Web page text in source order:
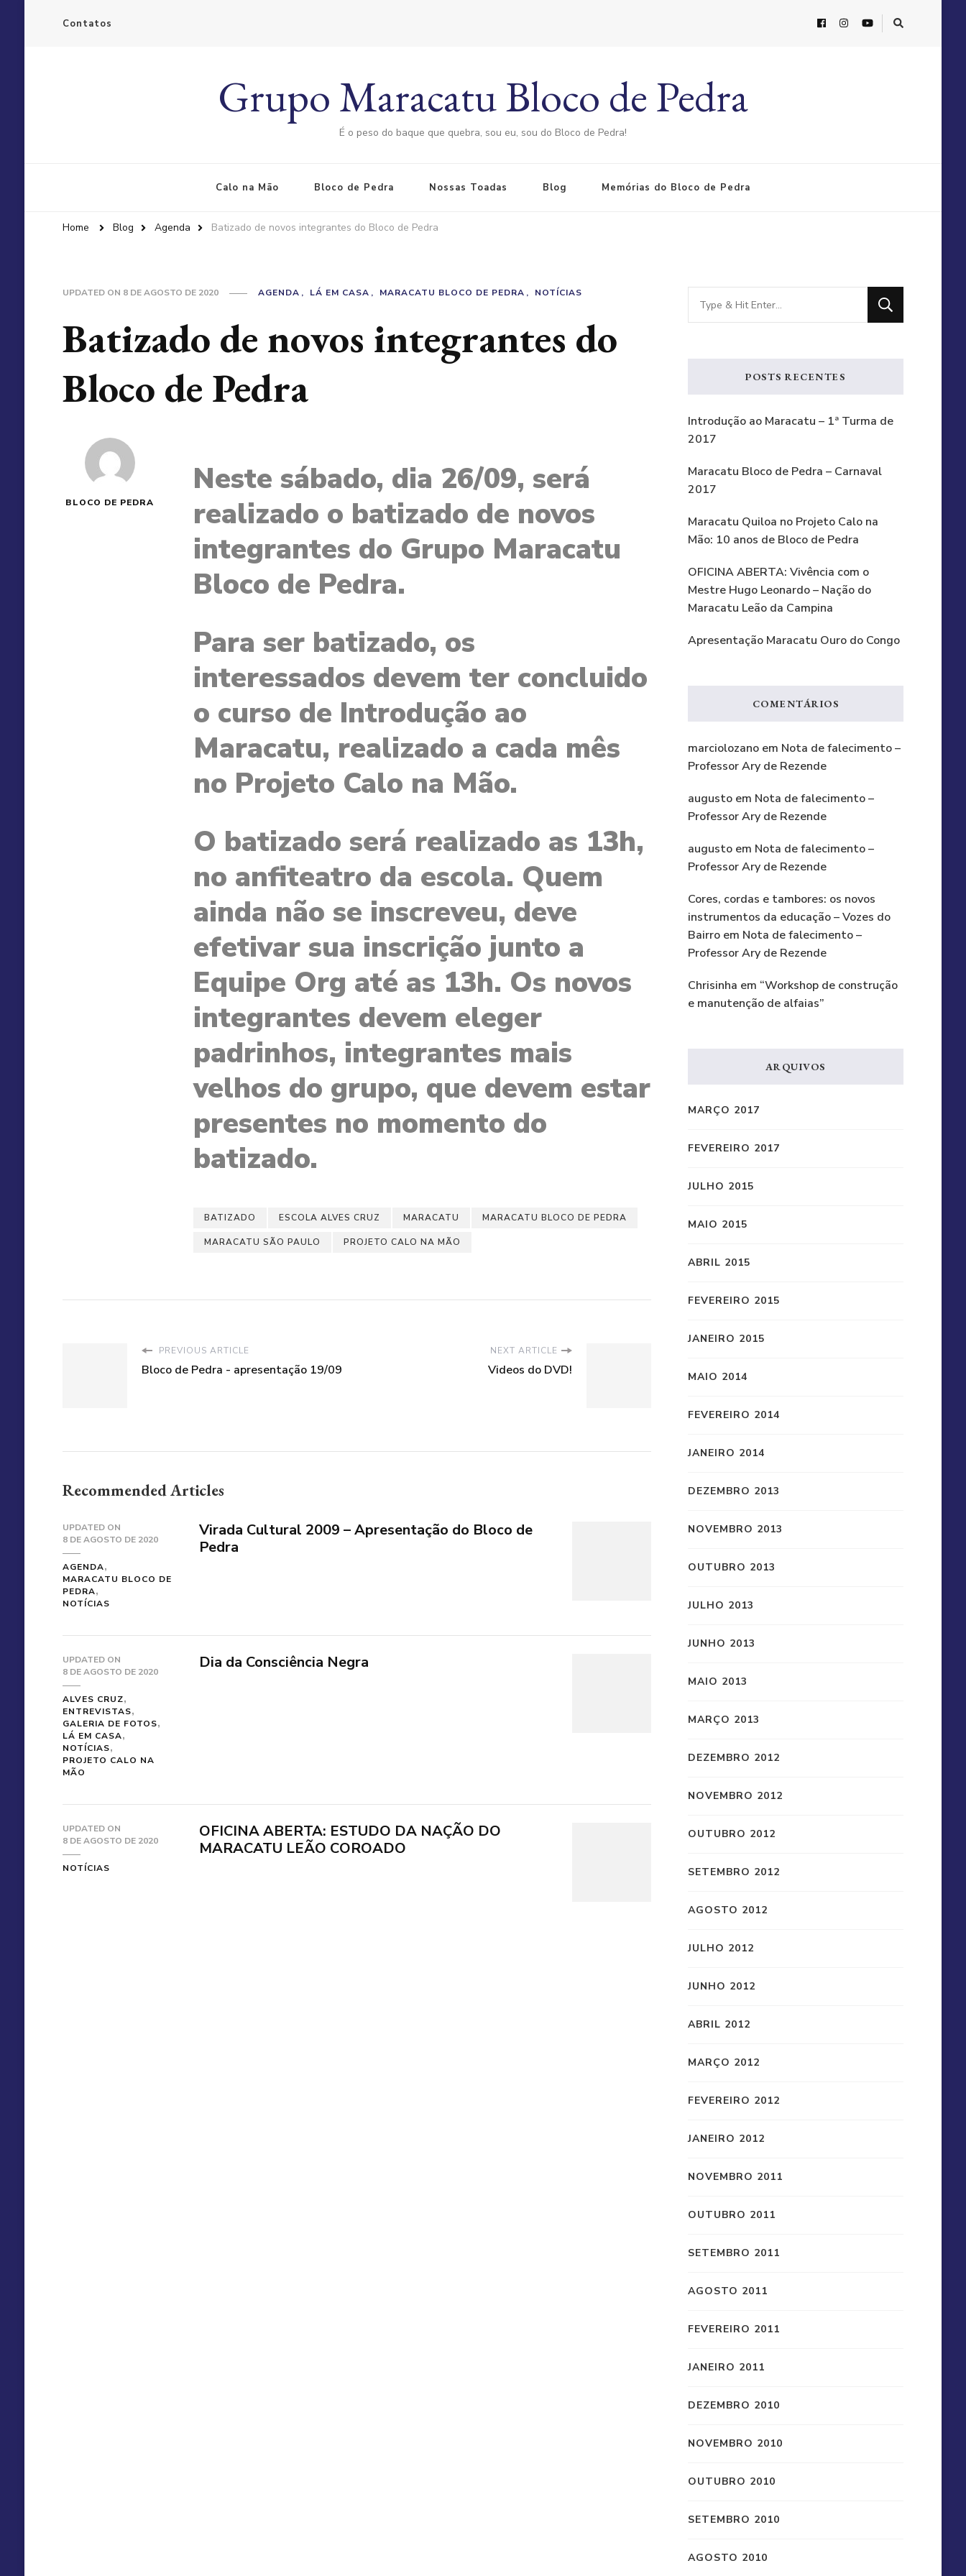
Contatos
Grupo Maracatu Bloco de Pedra
É o peso do baque que quebra, sou eu, sou do Bloco de Pedra!
Calo na Mão Bloco de Pedra Nossas Toadas Blog Memórias do Bloco de Pedra
Home Blog Agenda Batizado de novos integrantes do Bloco de Pedra
UPDATED ON 8 DE AGOSTO DE 2020 AGENDA LÁ EM CASA MARACATU BLOCO DE PEDRA NOTÍCIAS
Batizado de novos integrantes do
Bloco de Pedra
BLOCO DE PEDRA
Neste sábado, dia 26/09, será
realizado o batizado de novos
integrantes do Grupo Maracatu
Bloco de Pedra.
Para ser batizado, os
interessados devem ter concluido
o curso de Introdução ao
Maracatu, realizado a cada mês
no Projeto Calo na Mão.
O batizado será realizado as 13h,
no anfiteatro da escola. Quem
ainda não se inscreveu, deve
efetivar sua inscrição junto a
Equipe Org até as 13h. Os novos
integrantes devem eleger
padrinhos, integrantes mais
velhos do grupo, que devem estar
presentes no momento do
batizado.
BATIZADO ESCOLA ALVES CRUZ MARACATU MARACATU BLOCO DE PEDRA
MARACATU SÃO PAULO PROJETO CALO NA MÃO
PREVIOUS ARTICLE
Bloco de Pedra - apresentação 19/09
NEXT ARTICLE
Videos do DVD!
Recommended Articles
UPDATED ON
8 DE AGOSTO DE 2020
AGENDA
MARACATU BLOCO DE
PEDRA
NOTÍCIAS
Virada Cultural 2009 – Apresentação do Bloco de
Pedra
UPDATED ON
8 DE AGOSTO DE 2020
ALVES CRUZ
ENTREVISTAS
GALERIA DE FOTOS
LÁ EM CASA
NOTÍCIAS
PROJETO CALO NA
MÃO
Dia da Consciência Negra
UPDATED ON
8 DE AGOSTO DE 2020
NOTÍCIAS
OFICINA ABERTA: ESTUDO DA NAÇÃO DO
MARACATU LEÃO COROADO
Looking
for
POSTS RECENTES
Introdução ao Maracatu – 1ª Turma de
2017
Maracatu Bloco de Pedra – Carnaval
2017
Maracatu Quiloa no Projeto Calo na
Mão: 10 anos de Bloco de Pedra
OFICINA ABERTA: Vivência com o
Mestre Hugo Leonardo – Nação do
Maracatu Leão da Campina
Apresentação Maracatu Ouro do Congo
COMENTÁRIOS
marciolozanoem Nota de falecimento –
Professor Ary de Rezende
augustoem Nota de falecimento –
Professor Ary de Rezende
augustoem Nota de falecimento –
Professor Ary de Rezende
Cores, cordas e tambores: os novos
instrumentos da educação – Vozes do
Bairroem Nota de falecimento –
Professor Ary de Rezende
Chrisinha em “Workshop de construção
e manutenção de alfaias”
ARQUIVOS
MARÇO 2017
FEVEREIRO 2017
JULHO 2015
MAIO 2015
ABRIL 2015
FEVEREIRO 2015
JANEIRO 2015
MAIO 2014
FEVEREIRO 2014
JANEIRO 2014
DEZEMBRO 2013
NOVEMBRO 2013
OUTUBRO 2013
JULHO 2013
JUNHO 2013
MAIO 2013
MARÇO 2013
DEZEMBRO 2012
NOVEMBRO 2012
OUTUBRO 2012
SETEMBRO 2012
AGOSTO 2012
JULHO 2012
JUNHO 2012
ABRIL 2012
MARÇO 2012
FEVEREIRO 2012
JANEIRO 2012
NOVEMBRO 2011
OUTUBRO 2011
SETEMBRO 2011
AGOSTO 2011
FEVEREIRO 2011
JANEIRO 2011
DEZEMBRO 2010
NOVEMBRO 2010
OUTUBRO 2010
SETEMBRO 2010
AGOSTO 2010